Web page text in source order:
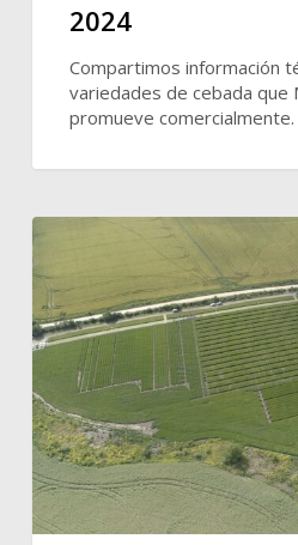
2024
Compartimos información
variedades de cebada que
promueve comercialmente.